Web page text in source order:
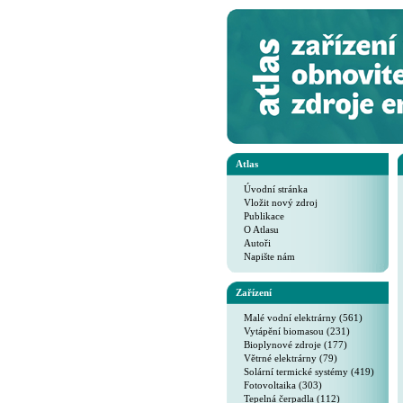
Atlas
Úvodní stránka
Vložit nový zdroj
Publikace
O Atlasu
Autoři
Napište nám
Zařízení
Malé vodní elektrárny (561)
Vytápění biomasou (231)
Bioplynové zdroje (177)
Větrné elektrárny (79)
Solární termické systémy (419)
Fotovoltaika (303)
Tepelná čerpadla (112)